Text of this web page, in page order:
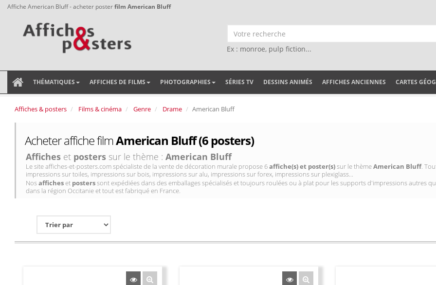
Affiche American Bluff - acheter posterfilm American Bluff
Ex : monroe, pulp fiction...
THÉMATIQUES AFFICHES DE FILMS PHOTOGRAPHIES SÉRIES TV DESSINS ANIMÉS AFFICHES ANCIENNES CARTES
Affiches & posters Films & cinéma Genre Drame American Bluff
Acheter affiche filmAmerican Bluff (6 posters)
Affiches et posters sur le thème : American Bluff
Le site affiches-et-posters.com spécialiste de la vente de décoration murale propose 6affiche(s) et poster(s)sur le thèmeAmerican Bluff.
impressions sur toiles, impressions sur bois, impressions sur alu, impressions sur forex, impressions sur plexiglass...
Nosafficheset posterssont expédiées dans des emballages spécialisés et toujours roulées ou à plat pour les supports d'impressions autres
dans la région Occitanie et tout est fabriqué en France.